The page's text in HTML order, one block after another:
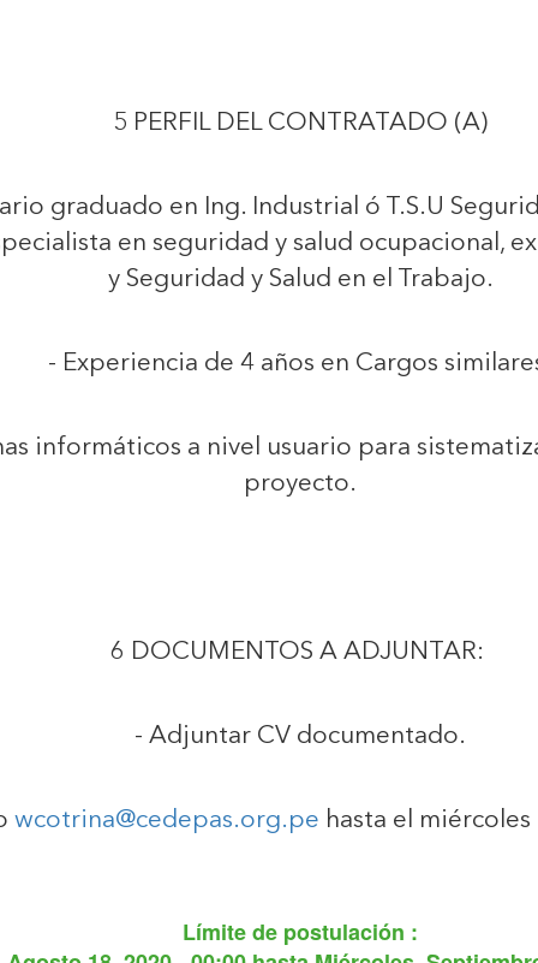
5 PERFIL DEL CONTRATADO (A)
graduado en Ing. Industrial ó T.S.U
en seguridad y salud ocupacional,
y Seguridad y Salud en el Trabajo.
- Experiencia de 4 años en Cargos
informáticos a nivel usuario para
proyecto.
6 DOCUMENTOS A ADJUNTAR:
- Adjuntar CV documentado.
wcotrina@cedepas.org.pe hasta el
Límite de postulación :